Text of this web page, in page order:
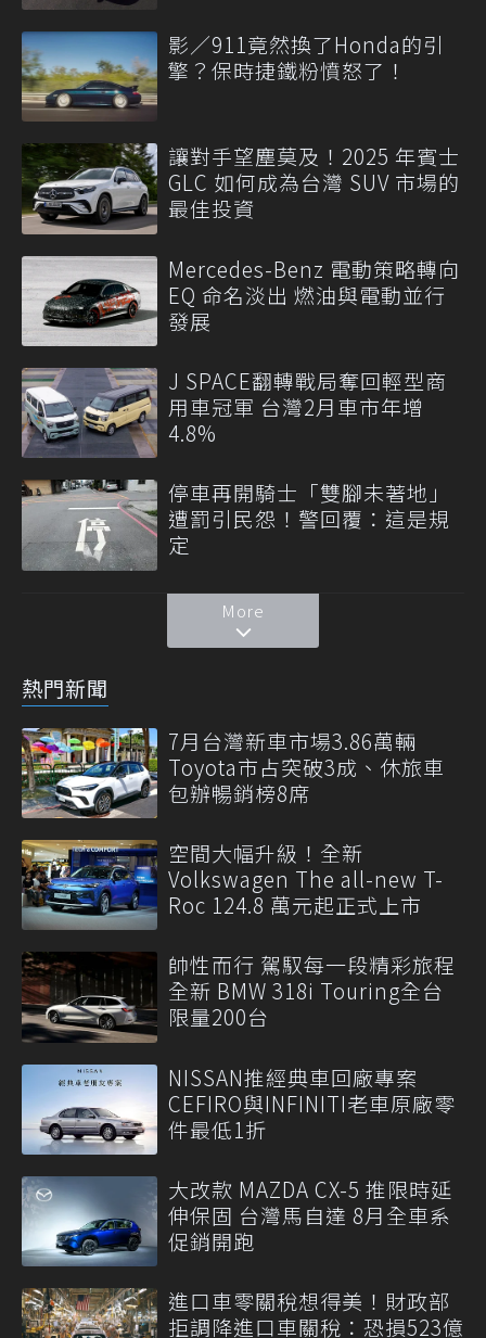
影／911竟然換了Honda的引
擎？保時捷鐵粉憤怒了！
讓對手望塵莫及！2025 年賓士
GLC 如何成為台灣 SUV 市場的
最佳投資
Mercedes-Benz 電動策略轉向
EQ 命名淡出 燃油與電動並行
發展
J SPACE翻轉戰局奪回輕型商
用車冠軍 台灣2月車市年增
4.8%
停車再開騎士「雙腳未著地」
遭罰引民怨！警回覆：這是規
定
More
熱門新聞
7月台灣新車市場3.86萬輛
Toyota市占突破3成、休旅車
包辦暢銷榜8席
空間大幅升級！全新
Volkswagen The all-new T-
Roc 124.8 萬元起正式上市
帥性而行 駕馭每一段精彩旅程
全新 BMW 318i Touring全台
限量200台
NISSAN推經典車回廠專案
CEFIRO與INFINITI老車原廠零
件最低1折
大改款 MAZDA CX-5 推限時延
伸保固 台灣馬自達 8月全車系
促銷開跑
進口車零關稅想得美！財政部
拒調降進口車關稅：恐損523億